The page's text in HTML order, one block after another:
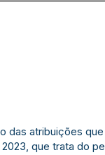
das atribuições
que trata do